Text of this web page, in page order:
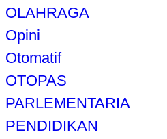
OLAHRAGA
Opini
Otomatif
OTOPAS
PARLEMENTARIA
PENDIDIKAN